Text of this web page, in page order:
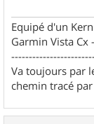
Equipé d'un
Garmin Vista
Va toujours par
chemin tracé